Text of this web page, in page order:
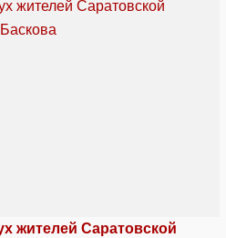
жителей Саратовской